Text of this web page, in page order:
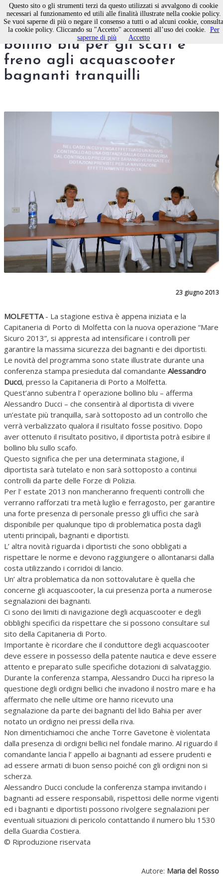
Molfetta, “Mare sicuro” tra
bollino blu per gli scafi e
freno agli acquascooter
bagnanti tranquilli
23 giugno 2013
MOLFETTA- La stagione estiva è appena iniziata e la
Capitaneria di Porto di Molfetta con la nuova operazione “Mare
Sicuro 2013”, si appresta ad intensificare i controlli per
garantire la massima sicurezza dei bagnanti e dei diportisti.
Le novità del programma sono state illustrate durante una
conferenza stampa presieduta dal comandante Alessandro
Ducci, presso la Capitaneria di Porto a Molfetta.
Quest’anno subentra l’ operazione bollino blu – afferma
Alessandro Ducci – che consentirà al diportista di vivere
un’estate più tranquilla, sarà sottoposto ad un controllo che
verrà verbalizzato qualora il risultato fosse positivo. Dopo
aver ottenuto il risultato positivo, il diportista potrà esibire il
bollino blu sullo scafo.
Questo significa che per una determinata stagione, il
diportista sarà tutelato e non sarà sottoposto a continui
controlli da parte delle Forze di Polizia.
Per l’ estate 2013 non mancheranno frequenti controlli che
verranno rafforzati tra metà luglio e ferragosto, per garantire
una forte presenza di personale presso gli uffici che sarà
disponibile per qualunque tipo di problematica posta dagli
utenti principali, bagnanti e diportisti.
L’ altra novità riguarda i diportisti che sono obbligati a
rispettare le norme e devono raggiungere o allontanarsi dalla
costa utilizzando i corridoi di lancio.
Un’ altra problematica da non sottovalutare è quella che
concerne gli acquascooter, la cui presenza porta a numerose
segnalazioni dei bagnanti.
Ci sono dei limiti di navigazione degli acquascooter e degli
obblighi specifici da rispettare che si possono consultare sul
sito della Capitaneria di Porto.
Importante è ricordare che il conduttore degli acquascooter
deve essere in possesso della patente nautica e deve essere
attento e preparato sulle specifiche dotazioni di salvataggio.
Durante la conferenza stampa, Alessandro Ducci ha ripreso la
questione degli ordigni bellici che invadono il nostro mare e ha
affermato che nelle ultime ore hanno ricevuto una
segnalazione da parte dei bagnanti del lido Bahia per aver
notato un ordigno nei pressi della riva.
Non dimentichiamoci che anche Torre Gavetone è violentata
dalla presenza di ordigni bellici nel fondale marino. Al riguardo il
comandante lancia l’ appello ai bagnanti ad essere prudenti e
ad essere armati di buon senso poiché con gli ordigni non si
scherza.
Alessandro Ducci conclude la conferenza stampa invitando i
bagnanti ad essere responsabili, rispettosi delle norme vigenti
ed i bagnanti e diportisti possono rivolgere segnalazioni per
eventuali situazioni di pericolo contattando il numero blu 1530
della Guardia Costiera.
© Riproduzione riservata
Autore: Maria del Rosso
Questo sito o gli strumenti terzi da questo utilizzati si avvalgono di cookie
necessari al funzionamento ed utili alle finalità illustrate nella cookie policy.
Se vuoi saperne di più o negare il consenso a tutti o ad alcuni cookie, consulta
la cookie policy. Cliccando su "Accetto" acconsenti all’uso dei cookie. Per
saperne di più
Accetto